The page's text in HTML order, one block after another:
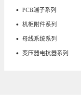
PCB端子系列
机柜附件系列
母线系统系列
变压器电抗器系列